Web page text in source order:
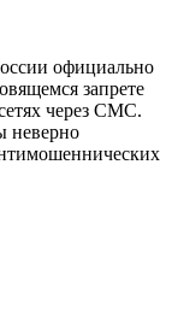
официально
запрете
через СМС.
неверно